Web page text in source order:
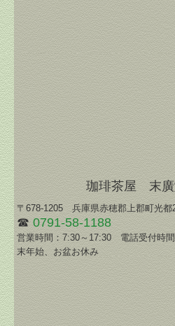
珈琲茶屋 末廣
〒678-1205 兵庫県赤穂郡上郡町光都
☎0791-58-1188
営業時間：7:30～17:30 電話受付時
末年始、お盆お休み